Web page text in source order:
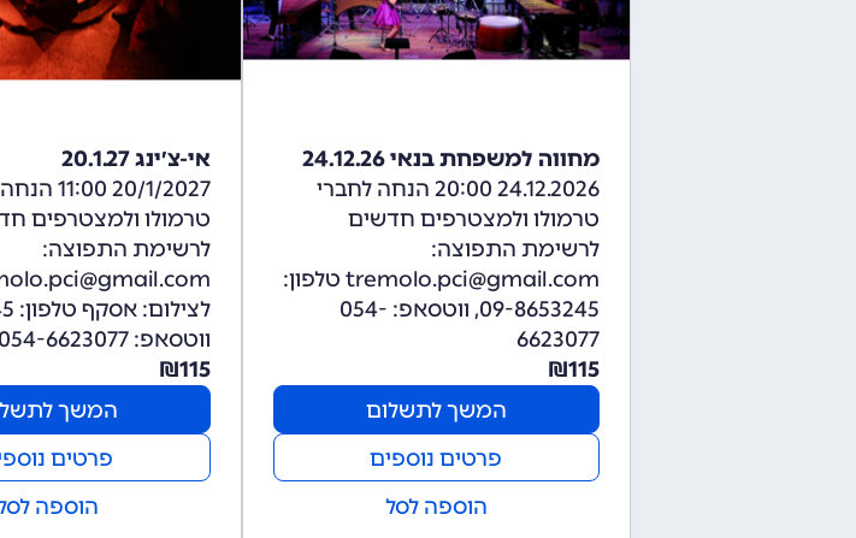
מחווה למשפחת בנאי 24.12.26
24.12.2026 20:00 הנחה לחברי
טרמולו ולמצטרפים חדשים
לרשימת התפוצה:
tremolo.pci@gmail.com טלפון:
09-8653245, ווטסאפ: 054-
6623077
115
₪
המשך לתשלום
פרטים נוספים
הוספה לסל
אי-צ׳ינג 20.1.27
20/1/2027
טרמולו ולמצטרפים
לרשימת התפוצה:
ווטסאפ: 054-6623077
115
₪
המשך
פרטים
הוספה